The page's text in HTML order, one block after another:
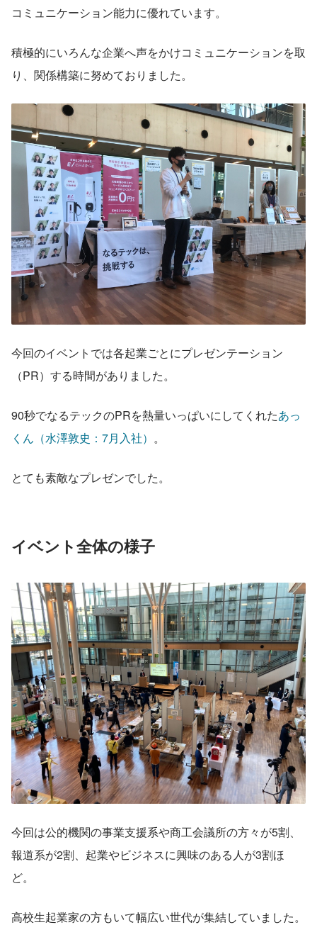
コミュニケーション能力に優れています。
積極的にいろんな企業へ声をかけコミュニケーションを取
り、関係構築に努めておりました。
今回のイベントでは各起業ごとにプレゼンテーション
（PR）する時間がありました。
90秒でなるテックのPRを熱量いっぱいにしてくれたあっ
くん（水澤敦史：7月入社） 。
とても素敵なプレゼンでした。
イベント全体の様子
今回は公的機関の事業支援系や商工会議所の方々が5割、
報道系が2割、起業やビジネスに興味のある人が3割ほ
ど。
高校生起業家の方もいて幅広い世代が集結していました。